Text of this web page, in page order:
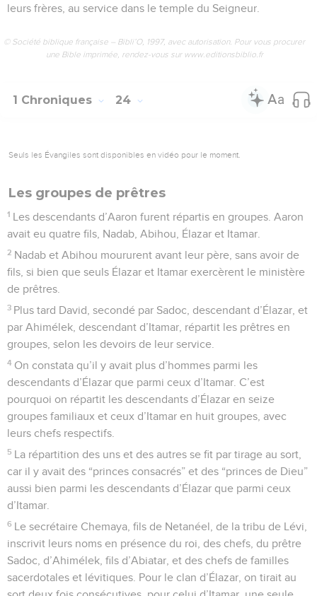
leurs frères, au service dans le temple du Seigneur.
© Société biblique française – Bibli’O, 1997, avec autorisation. Pour vous procurer
une Bible imprimée, rendez-vous sur www.editionsbiblio.fr
1 Chroniques 24
Seuls les Évangiles sont disponibles en vidéo pour le moment.
Les groupes de prêtres
1 Les descendants d’Aaron furent répartis en groupes. Aaron
avait eu quatre fils, Nadab, Abihou, Élazar et Itamar.
2 Nadab et Abihou moururent avant leur père, sans avoir de
fils, si bien que seuls Élazar et Itamar exercèrent le ministère
de prêtres.
3 Plus tard David, secondé par Sadoc, descendant d’Élazar, et
par Ahimélek, descendant d’Itamar, répartit les prêtres en
groupes, selon les devoirs de leur service.
4 On constata qu’il y avait plus d’hommes parmi les
descendants d’Élazar que parmi ceux d’Itamar. C’est
pourquoi on répartit les descendants d’Élazar en seize
groupes familiaux et ceux d’Itamar en huit groupes, avec
leurs chefs respectifs.
5 La répartition des uns et des autres se fit par tirage au sort,
car il y avait des “princes consacrés” et des “princes de Dieu”
aussi bien parmi les descendants d’Élazar que parmi ceux
d’Itamar.
6 Le secrétaire Chemaya, fils de Netanéel, de la tribu de Lévi,
inscrivit leurs noms en présence du roi, des chefs, du prêtre
Sadoc, d’Ahimélek, fils d’Abiatar, et des chefs de familles
sacerdotales et lévitiques. Pour le clan d’Élazar, on tirait au